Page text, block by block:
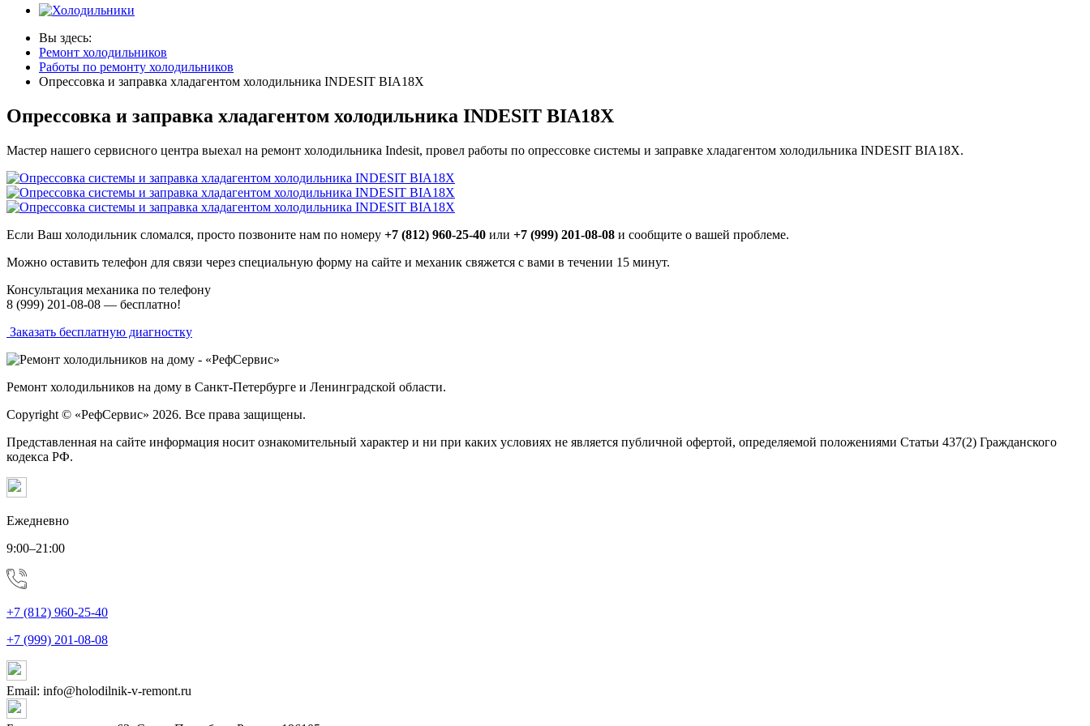
Вы здесь:
Ремонт холодильников
Работы по ремонту холодильников
Опрессовка и заправка хладагентом холодильника INDESIT BIA18X
Опрессовка и заправка хладагентом холодильника INDESIT BIA18X
Мастер нашего сервисного центра выехал на ремонт холодильника Indesit, провел работы по опрессовке системы и заправке хладагентом холодильника INDESIT BIA18X.
Если Ваш холодильник сломался, просто позвоните нам по номеру +7 (812) 960-25-40 или +7 (999) 201-08-08 и сообщите о вашей проблеме.
Можно оставить телефон для связи через специальную форму на сайте и механик свяжется с вами в течении 15 минут.
Консультация механика по телефону
8 (999) 201-08-08 — бесплатно!
Заказать бесплатную диагностку
Ремонт холодильников на дому в Санкт-Петербурге и Ленинградской области.
Copyright © «РефСервис» 2026. Все права защищены.
Представленная на сайте информация носит ознакомительный характер и ни при каких условиях не является публичной офертой, определяемой положениями Статьи 437(2) Гражданского
кодекса РФ.
Ежедневно
9:00–21:00
+7 (812) 960-25-40
+7 (999) 201-08-08
Email: info@holodilnik-v-remont.ru